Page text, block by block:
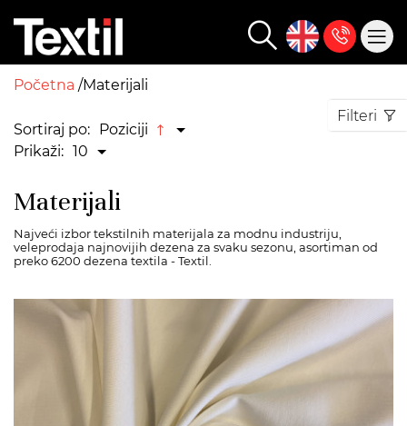
Početna Materijali
Sortiraj po: Poziciji
Prikaži: 10
Filteri
Materijali
Najveći izbor tekstilnih materijala za modnu industriju,
veleprodaja najnovijih dezena za svaku sezonu, asortiman od
preko 6200 dezena textila - Textil.